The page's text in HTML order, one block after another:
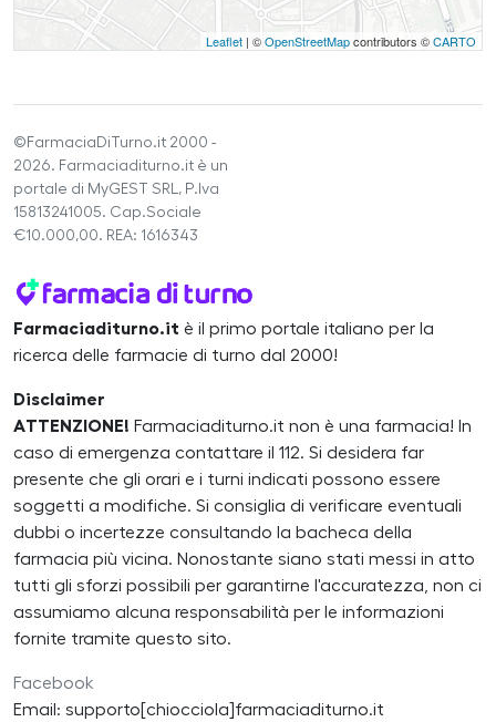
Leaflet | ©OpenStreetMapcontributors ©CARTO
©FarmaciaDiTurno.it 2000 -
2026. Farmaciaditurno.it è un
portale di MyGEST SRL, P.Iva
15813241005. Cap.Sociale
€10.000,00. REA: 1616343
Farmaciaditurno.it è il primo portale italiano per la
ricerca delle farmacie di turno dal 2000!
Disclaimer
ATTENZIONE! Farmaciaditurno.it non è una farmacia! In
caso di emergenza contattare il 112. Si desidera far
presente che gli orari e i turni indicati possono essere
soggetti a modifiche. Si consiglia di verificare eventuali
dubbi o incertezze consultando la bacheca della
farmacia più vicina. Nonostante siano stati messi in atto
tutti gli sforzi possibili per garantirne l'accuratezza, non ci
assumiamo alcuna responsabilità per le informazioni
fornite tramite questo sito.
Facebook
Email: supporto[chiocciola]farmaciaditurno.it